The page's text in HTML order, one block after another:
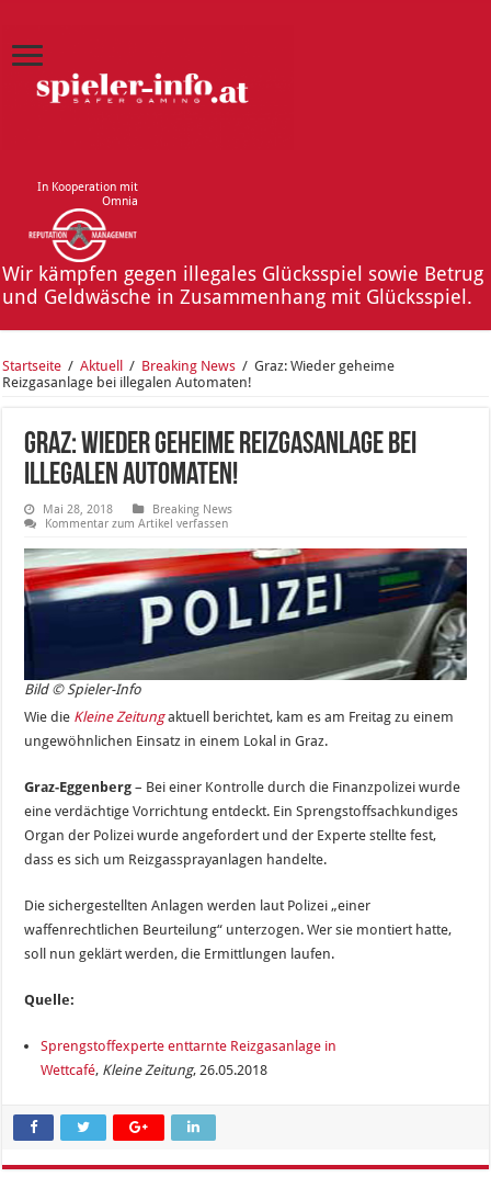
In Kooperation mit
Omnia
Wir kämpfen gegen illegales Glücksspiel sowie Betrug
und Geldwäsche in Zusammenhang mit Glücksspiel.
Startseite / Aktuell / Breaking News / Graz: Wieder geheime
Reizgasanlage bei illegalen Automaten!
Graz: Wieder geheime Reizgasanlage bei
illegalen Automaten!
Mai 28, 2018
Breaking News
Kommentar zum Artikel verfassen
Bild © Spieler-Info
Wie die Kleine Zeitungaktuell berichtet, kam es am Freitag zu einem
ungewöhnlichen Einsatz in einem Lokal in Graz.
Graz-Eggenberg – Bei einer Kontrolle durch die Finanzpolizei wurde
eine verdächtige Vorrichtung entdeckt. Ein Sprengstoffsachkundiges
Organ der Polizei wurde angefordert und der Experte stellte fest,
dass es sich um Reizgassprayanlagen handelte.
Die sichergestellten Anlagen werden laut Polizei „einer
waffenrechtlichen Beurteilung“ unterzogen. Wer sie montiert hatte,
soll nun geklärt werden, die Ermittlungen laufen.
Quelle:
Sprengstoffexperte enttarnte Reizgasanlage in
Wettcafé, Kleine Zeitung, 26.05.2018